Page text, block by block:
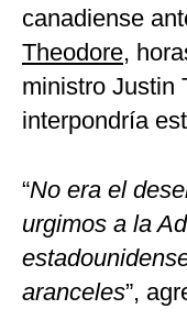
canadiense
Theodore,
ministro Justin
interpondría
“No era el
urgimos a la
aranceles”,